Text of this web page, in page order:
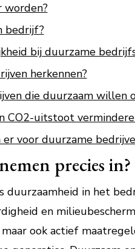
worden?
bedrijf?
bij duurzame
herkennen?
die duurzaam willen
CO2-uitstoot
voor duurzame
precies in?
duurzaamheid in het
en
ook actief